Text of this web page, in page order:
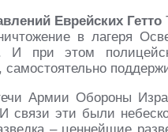
Еврейских Гетто
в лагеря
И при этом
Армии Обороны
И связи эти были